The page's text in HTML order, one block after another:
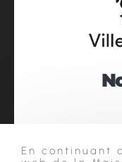
En continuant